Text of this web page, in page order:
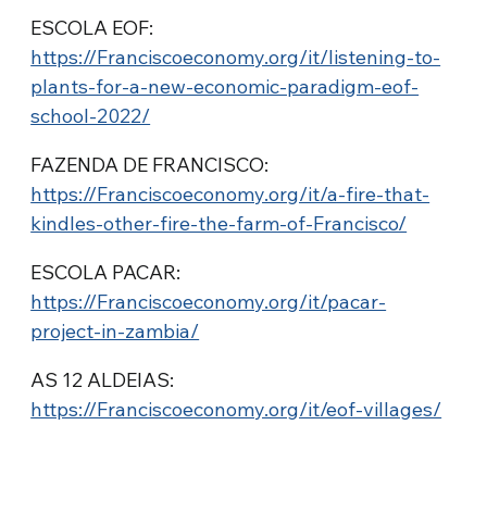
ESCOLA EOF:
https://Franciscoeconomy.org/it/listening-to-
plants-for-a-new-economic-paradigm-eof-
school-2022/
FAZENDA DE FRANCISCO:
https://Franciscoeconomy.org/it/a-fire-that-
kindles-other-fire-the-farm-of-Francisco/
ESCOLA PACAR:
https://Franciscoeconomy.org/it/pacar-
project-in-zambia/
AS 12 ALDEIAS:
https://Franciscoeconomy.org/it/eof-villages/